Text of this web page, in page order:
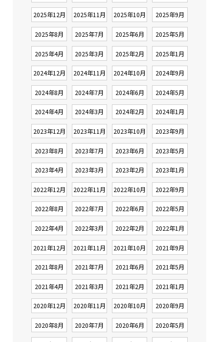
2025年12月 2025年11月 2025年10月 2025年9月
2025年8月 2025年7月 2025年6月 2025年5月
2025年4月 2025年3月 2025年2月 2025年1月
2024年12月 2024年11月 2024年10月 2024年9月
2024年8月 2024年7月 2024年6月 2024年5月
2024年4月 2024年3月 2024年2月 2024年1月
2023年12月 2023年11月 2023年10月 2023年9月
2023年8月 2023年7月 2023年6月 2023年5月
2023年4月 2023年3月 2023年2月 2023年1月
2022年12月 2022年11月 2022年10月 2022年9月
2022年8月 2022年7月 2022年6月 2022年5月
2022年4月 2022年3月 2022年2月 2022年1月
2021年12月 2021年11月 2021年10月 2021年9月
2021年8月 2021年7月 2021年6月 2021年5月
2021年4月 2021年3月 2021年2月 2021年1月
2020年12月 2020年11月 2020年10月 2020年9月
2020年8月 2020年7月 2020年6月 2020年5月